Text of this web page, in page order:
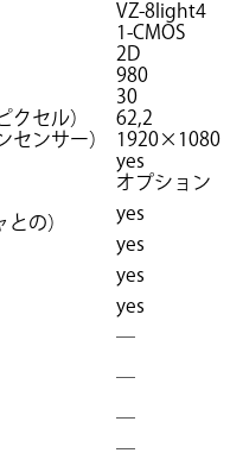
VZ-8light4
1-CMOS
2D
980
30
クセル）
62,2
センサー）
1920×1080
yes
オプション
の）
yes
yes
yes
yes
―
―
―
―